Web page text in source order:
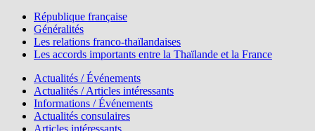
République française
Généralités
Les relations franco-thaïlandaises
Les accords importants entre la Thaïlande et la France
Actualités / Événements
Actualités / Articles intéressants
Informations / Événements
Actualités consulaires
Articles intéressants